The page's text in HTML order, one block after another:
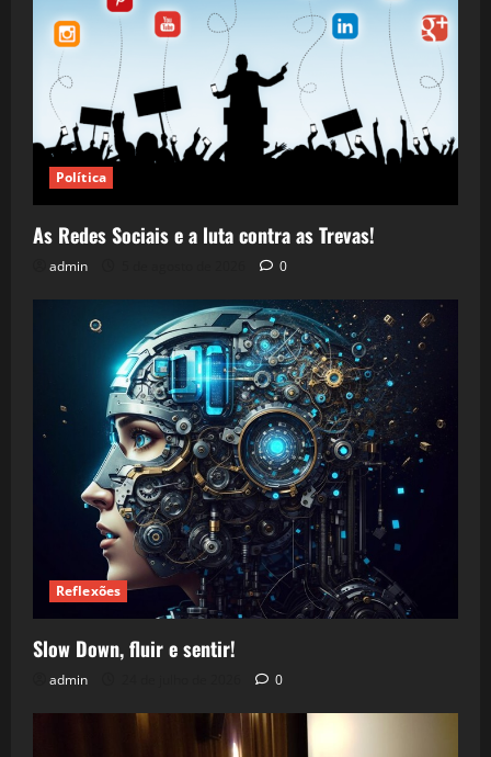
Política
As Redes Sociais e a luta contra as Trevas!
admin 0
Reflexões
Slow Down, fluir e sentir!
admin 0